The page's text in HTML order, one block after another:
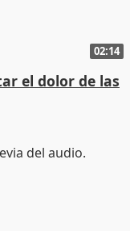
02:14
el dolor de las